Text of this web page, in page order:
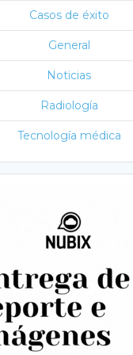
Casos de éxito
General
Noticias
Radiología
Tecnología médica